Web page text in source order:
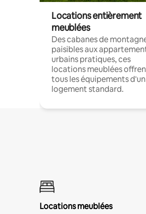
Locations entièrement
meublées
Des cabanes de
paisibles aux
urbains pratiques, ces
locations meublées
tous les équipements d'un
logement standard.
Locations meublées